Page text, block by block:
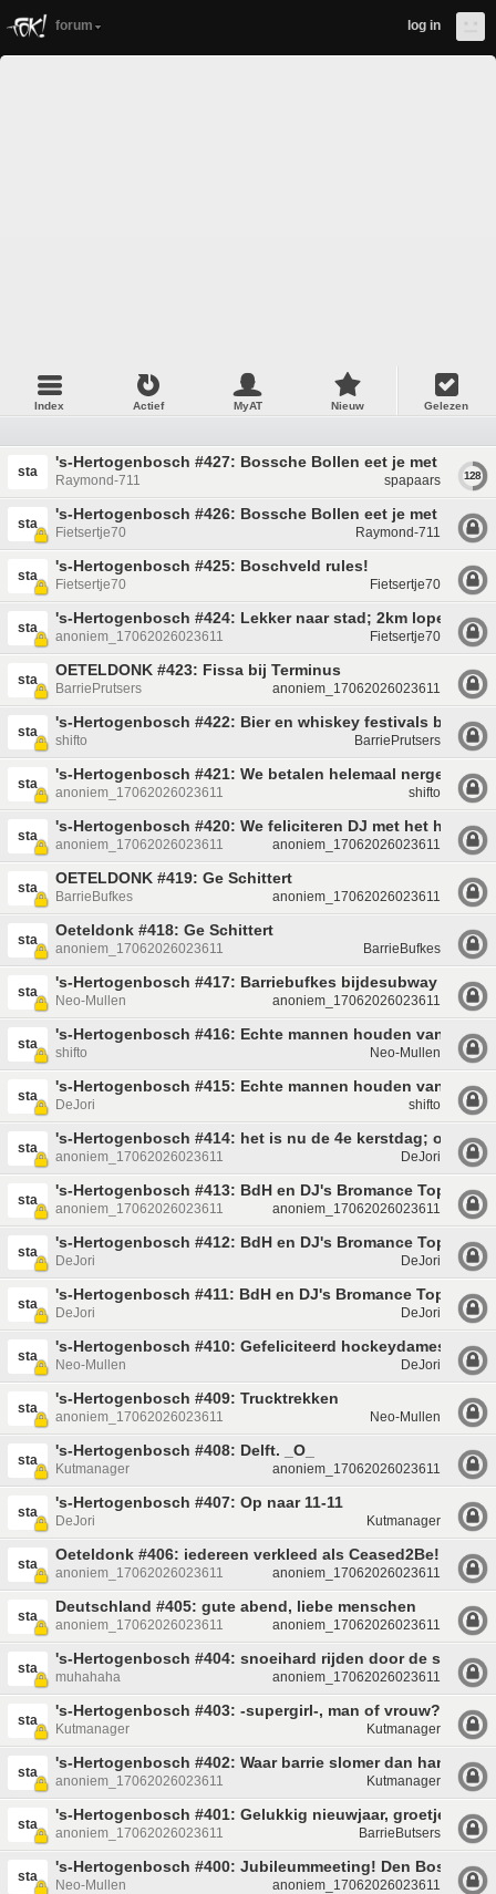
forum log in
Index Actief MyAT Nieuw Gelezen
sta
's-Hertogenbosch #427: Bossche Bollen eet je met je
Raymond-711 spapaars 128
sta
's-Hertogenbosch #426: Bossche Bollen eet je met je
Fietsertje70 Raymond-711
sta
's-Hertogenbosch #425: Boschveld rules!
Fietsertje70 Fietsertje70
sta
's-Hertogenbosch #424: Lekker naar stad; 2km lopen
anoniem_17062026023611 Fietsertje70
sta
OETELDONK #423: Fissa bij Terminus
BarriePrutsers anoniem_17062026023611
sta
's-Hertogenbosch #422: Bier en whiskey festivals bij c2b
shifto BarriePrutsers
sta
's-Hertogenbosch #421: We betalen helemaal nergens
anoniem_17062026023611 shifto
sta
's-Hertogenbosch #420: We feliciteren DJ met het hebben
anoniem_17062026023611 anoniem_17062026023611
sta
OETELDONK #419: Ge Schittert
BarrieBufkes anoniem_17062026023611
sta
Oeteldonk #418: Ge Schittert
anoniem_17062026023611 BarrieBufkes
sta
's-Hertogenbosch #417: Barriebufkes bijdesubway
Neo-Mullen anoniem_17062026023611
sta
's-Hertogenbosch #416: Echte mannen houden van
shifto Neo-Mullen
sta
's-Hertogenbosch #415: Echte mannen houden van lego
DeJori shifto
sta
's-Hertogenbosch #414: het is nu de 4e kerstdag; op naar
anoniem_17062026023611 DeJori
sta
's-Hertogenbosch #413: BdH en DJ's Bromance Topic 33
anoniem_17062026023611 anoniem_17062026023611
sta
's-Hertogenbosch #412: BdH en DJ's Bromance Topic The
DeJori DeJori
sta
's-Hertogenbosch #411: BdH en DJ's Bromance Topic
DeJori DeJori
sta
's-Hertogenbosch #410: Gefeliciteerd hockeydames!
Neo-Mullen DeJori
sta
's-Hertogenbosch #409: Trucktrekken
anoniem_17062026023611 Neo-Mullen
sta
's-Hertogenbosch #408: Delft. _O_
Kutmanager anoniem_17062026023611
sta
's-Hertogenbosch #407: Op naar 11-11
DeJori Kutmanager
sta
Oeteldonk #406: iedereen verkleed als Ceased2Be!!
anoniem_17062026023611 anoniem_17062026023611
sta
Deutschland #405: gute abend, liebe menschen
anoniem_17062026023611 anoniem_17062026023611
sta
's-Hertogenbosch #404: snoeihard rijden door de stad!
muhahaha anoniem_17062026023611
sta
's-Hertogenbosch #403: -supergirl-, man of vrouw?
Kutmanager Kutmanager
sta
's-Hertogenbosch #402: Waar barrie slomer dan handje is
anoniem_17062026023611 Kutmanager
sta
's-Hertogenbosch #401: Gelukkig nieuwjaar, groetjes
anoniem_17062026023611 BarrieButsers
sta
's-Hertogenbosch #400: Jubileummeeting! Den Bosch O+
Neo-Mullen anoniem_17062026023611